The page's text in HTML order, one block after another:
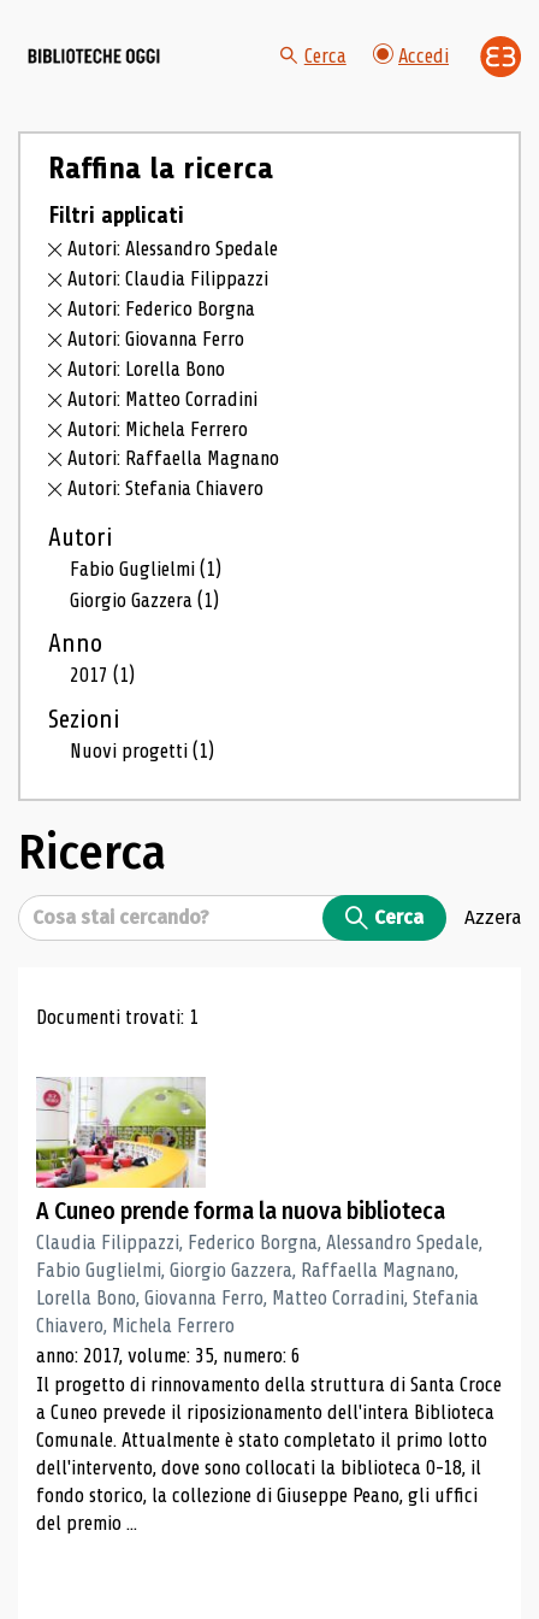
Cerca Accedi
Raffina la ricerca
Filtri applicati
Autori: Alessandro Spedale
Autori: Claudia Filippazzi
Autori: Federico Borgna
Autori: Giovanna Ferro
Autori: Lorella Bono
Autori: Matteo Corradini
Autori: Michela Ferrero
Autori: Raffaella Magnano
Autori: Stefania Chiavero
Autori
Fabio Guglielmi(1)
Giorgio Gazzera(1)
Anno
2017(1)
Sezioni
Nuovi progetti(1)
Ricerca
Cerca Cerca Azzera
Risultati di ricerca
Documenti trovati: 1
A Cuneo prende forma la nuova biblioteca
Claudia Filippazzi, Federico Borgna, Alessandro Spedale,
Fabio Guglielmi, Giorgio Gazzera, Raffaella Magnano,
Lorella Bono, Giovanna Ferro, Matteo Corradini, Stefania
Chiavero, Michela Ferrero
anno: 2017, volume: 35, numero: 6
Il progetto di rinnovamento della struttura di Santa Croce
a Cuneo prevede il riposizionamento dell'intera Biblioteca
Comunale. Attualmente è stato completato il primo lotto
dell'intervento, dove sono collocati la biblioteca 0-18, il
fondo storico, la collezione di Giuseppe Peano, gli uffici
del premio ...